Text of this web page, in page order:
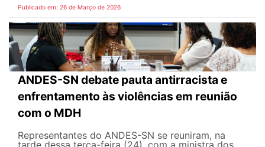
Publicado em: 26 de Março de 2026
ANDES-SN debate pauta antirracista e
enfrentamento às violências em reunião
com o MDH
Representantes do ANDES-SN se reuniram, na